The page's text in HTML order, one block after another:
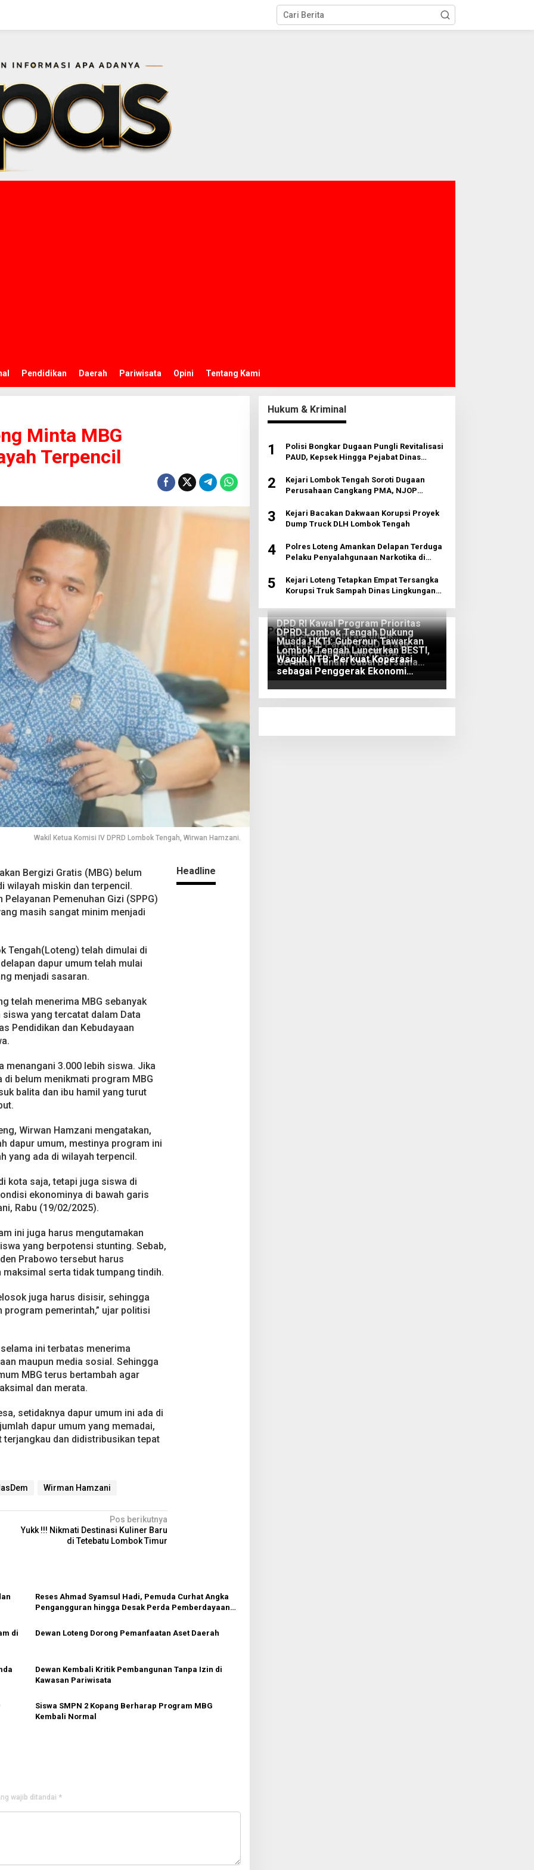
Pendidikan Daerah Pariwisata Opini Tentang Kami
Minta MBG
Terpencil
Wakil Ketua Komisi IV DPRD Lombok Tengah, Wirwan Hamzani.
Bergizi Gratis (MBG) belum
wilayah miskin dan terpencil.
Pemenuhan Gizi (SPPG)
masih sangat minim menjadi
Tengah(Loteng) telah dimulai di
dapur umum telah mulai
menjadi sasaran.
telah menerima MBG sebanyak
yang tercatat dalam Data
Pendidikan dan Kebudayaan
menangani 3.000 lebih siswa. Jika
belum menikmati program MBG
balita dan ibu hamil yang turut
Wirwan Hamzani mengatakan,
dapur umum, mestinya program ini
yang ada di wilayah terpencil.
kota saja, tetapi juga siswa di
ekonominya di bawah garis
Rabu (19/02/2025).
ini juga harus mengutamakan
yang berpotensi stunting. Sebab,
Prabowo tersebut harus
serta tidak tumpang tindih.
juga harus disisir, sehingga
pemerintah,” ujar politisi
ini terbatas menerima
maupun media sosial. Sehingga
MBG terus bertambah agar
dan merata.
setidaknya dapur umum ini ada di
dapur umum yang memadai,
dan didistribusikan tepat
Wirman Hamzani
Pos berikutnya
Yukk !!! Nikmati Destinasi Kuliner Baru
di Tetebatu Lombok Timur
Headline
Reses Ahmad Syamsul Hadi, Pemuda Curhat Angka
Pengangguran hingga Desak Perda Pemberdayaan
di
Dewan Loteng Dorong Pemanfaatan Aset Daerah
Dewan Kembali Kritik Pembangunan Tanpa Izin di
Kawasan Pariwisata
Siswa SMPN 2 Kopang Berharap Program MBG
Kembali Normal
wajib ditandai *
Hukum & Kriminal
1
Polisi Bongkar Dugaan Pungli Revitalisasi
PAUD, Kepsek Hingga Pejabat Dinas
2
Kejari Lombok Tengah Soroti Dugaan
Perusahaan Cangkang PMA, NJOP
Wisata
3
Kejari Bacakan Dakwaan Korupsi Proyek
Dump Truck DLH Lombok Tengah
4
Polres Loteng Amankan Delapan Terduga
Pelaku Penyalahgunaan Narkotika di
5
Kejari Loteng Tetapkan Empat Tersangka
Korupsi Truk Sampah Dinas Lingkungan
Politik
DPD RI Kawal Program Prioritas
NTB, Serap Aspirasi untuk
Diperjuangkan di Pusat
DPRD Lombok Tengah Dukung
Perluasan Parkir RSUD Praya
Musda HKTI: Gubernur Tawarkan
Model Pertanian ala FELDA
Malaysia
Lombok Tengah Luncurkan BESTI,
Gerakan Tanam Cabai Bersama
Siswa untuk Kendalikan Inflasi
Wagub NTB: Perkuat Koperasi
sebagai Penggerak Ekonomi
Rakyat